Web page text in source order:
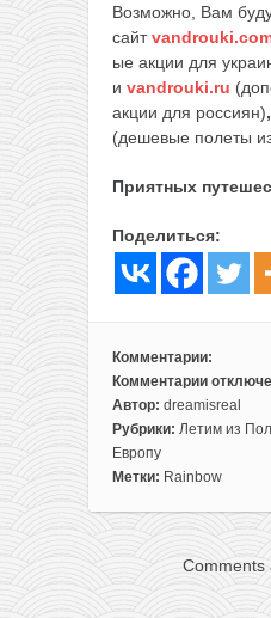
Возможно, Вам
сайт
ые акции для
и vandrouki.ru
акции для россиян),
(дешевые полеты
Приятных
Поделиться:
Комментарии:
Комментарии
к
записи
Чартеры
из
Португалию
Автор: dreamisreal
Рубрики: Летим из
Европу
Метки: Rainbow
Comments